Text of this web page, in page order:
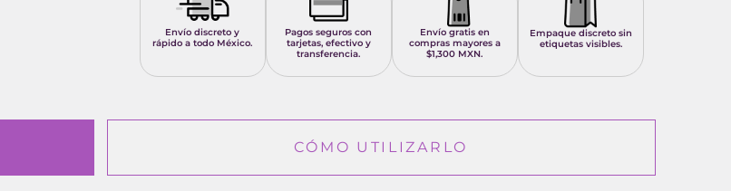
Envío discreto y
rápido a todo México.
Pagos seguros con
tarjetas, efectivo y
transferencia.
Envío gratis en
compras mayores a
$1,300 MXN.
Empaque discreto sin
etiquetas visibles.
CÓMO UTILIZARLO